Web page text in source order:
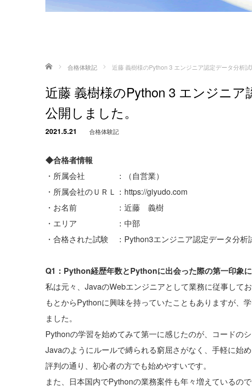
ホーム 合格体験記 近藤 義樹様のPython 3 エンジニア認定データ分析試
近藤 義樹様のPython 3 エンジニ
公開しました。
2021.5.21 合格体験記
◆合格者情報
・所属会社 ：（自営業）
・所属会社のＵＲＬ： https://giyudo.com
・お名前 ：近藤 義樹
・エリア ：中部
・合格された試験 ：Python3エンジニア認定データ分析
Q1：Python経歴年数とPythonに出会った際の第一印象に
私は元々、JavaのWebエンジニアとして業務に従事してお
もとからPythonに興味を持っていたこともありますが、
ました。
Pythonの学習を始めてみて第一に感じたのが、コードのシ
Javaのようにルールで縛られる窮屈さがなく、手軽に始
評判の通り、初心者の方でも始めやすいです。
また、日本国内でPythonの業務案件も年々増えているの